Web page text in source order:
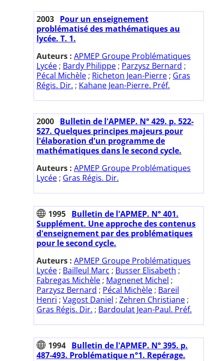
2003 Pour un enseignement
problématisé des mathématiques au
lycée. T. 1.
Auteurs : APMEP Groupe Problématiques
Lycée ; Bardy Philippe ; Parzysz Bernard ;
Pécal Michèle ; Richeton Jean-Pierre ; Gras
Régis. Dir. ; Kahane Jean-Pierre. Préf.
2000 Bulletin de l'APMEP. N° 429. p. 522-
527. Quelques principes majeurs pour
l'élaboration d'un programme de
mathématiques dans le second cycle.
Auteurs : APMEP Groupe Problématiques
Lycée ; Gras Régis. Dir.
1995 Bulletin de l'APMEP. N° 401.
Supplément. Une approche des contenus
d'enseignement par des problématiques
pour le second cycle.
Auteurs : APMEP Groupe Problématiques
Lycée ; Bailleul Marc ; Busser Elisabeth ;
Fabregas Michèle ; Magnenet Michel ;
Parzysz Bernard ; Pécal Michèle ; Bareil
Henri ; Vagost Daniel ; Zehren Christiane ;
Gras Régis. Dir. ; Bardoulat Jean-Paul. Préf.
1994 Bulletin de l'APMEP. N° 395. p.
487-493. Problématique n°1. Repérage.